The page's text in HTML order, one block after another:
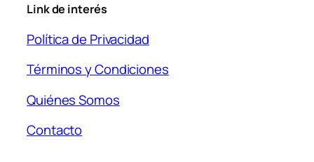
Link de interés
Política de Privacidad
Términos y Condiciones
Quiénes Somos
Contacto